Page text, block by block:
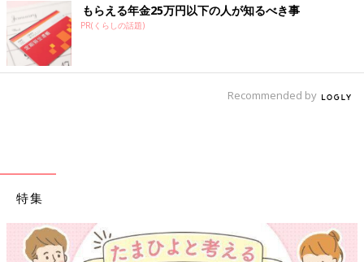
もらえる年金25万円以下の人が知るべき事
PR(くらしの話題)
Recommended by
特集